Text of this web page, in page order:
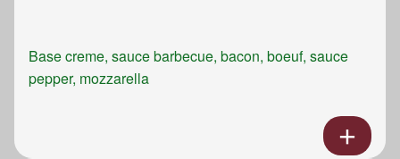
Base creme, sauce barbecue, bacon, boeuf, sauce
pepper, mozzarella